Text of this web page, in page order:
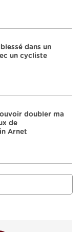
dans un
un cycliste
doubler ma
de
Arnet